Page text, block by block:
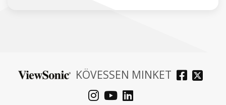
KÖVESSEN MINKET